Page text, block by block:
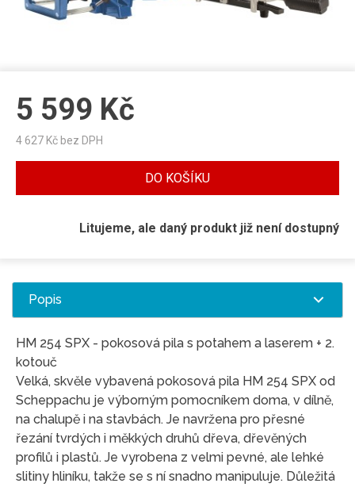
5 599 Kč
4 627 Kč bez DPH
DO KOŠÍKU
Litujeme, ale daný produkt již není dostupný
Popis
HM 254 SPX - pokosová pila s potahem a laserem + 2.
kotouč
Velká, skvěle vybavená pokosová pila HM 254 SPX od
Scheppachu je výborným pomocníkem doma, v dílně,
na chalupě i na stavbách. Je navržena pro přesné
řezání tvrdých i měkkých druhů dřeva, dřevěných
profilů i plastů. Je vyrobena z velmi pevné, ale lehké
slitiny hliníku, takže se s ní snadno manipuluje. Důležitá